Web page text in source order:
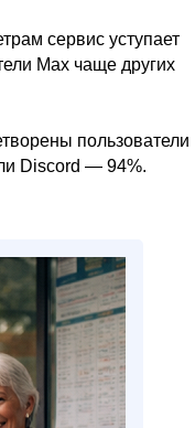
сервис уступает
Max чаще других
пользователи
Discord — 94%.